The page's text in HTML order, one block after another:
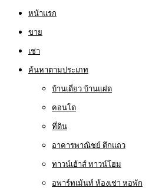
หน้าแรก
ขาย
เช่า
ค้นหาตามประเภท
บ้านเดี่ยว บ้านแฝด
คอนโด
ที่ดิน
อาคารพาณิชย์ ตึกแถว
ทาวน์เฮ้าส์ ทาวน์โฮม
อพาร์ทเม้นท์ ห้องเช่า หอพัก